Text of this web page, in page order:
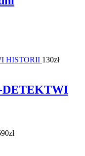
130zł
DETEKTWI